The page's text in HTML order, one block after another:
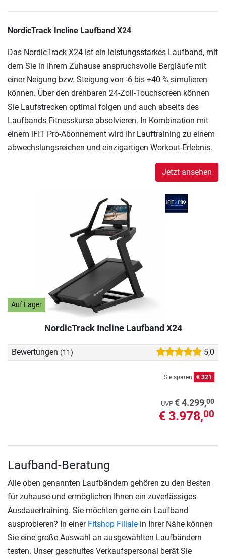
Auf Lager
NordicTrack Incline Laufband X24
Bewertungen (11) 5,0
Sie sparen € 321
UVP € 4.299,00
€ 3.978,00
NordicTrack Incline Laufband X24
Das NordicTrack X24 ist ein leistungsstarkes Laufband, mit
dem Sie in Ihrem Zuhause anspruchsvolle Bergläufe mit
einer Neigung bzw. Steigung von -6 bis +40 % simulieren
können. Über den drehbaren 24-Zoll-Touchscreen können
Sie Laufstrecken optimal folgen und auch abseits des
Laufbands Fitnesskurse absolvieren. In Kombination mit
einem iFIT Pro-Abonnement wird Ihr Lauftraining zu einem
abwechslungsreichen und einzigartigen Workout-Erlebnis.
Jetzt ansehen
Laufband-Beratung
Alle oben genannten Laufbändern gehören zu den Besten
für zuhause und ermöglichen Ihnen ein zuverlässiges
Ausdauertraining. Sie möchten gerne ein Laufband
ausprobieren? In einer Fitshop Filiale in Ihrer Nähe können
Sie eine große Auswahl an ausgewählten Laufbändern
testen. Unser geschultes Verkaufspersonal berät Sie